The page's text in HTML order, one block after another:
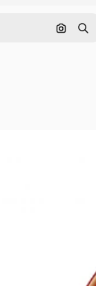
Поиск